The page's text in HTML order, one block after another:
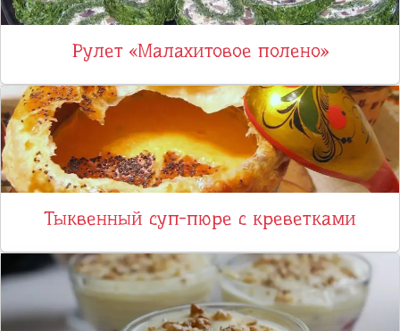
Рулет «Малахитовое полено»
Тыквенный суп-пюре с креветками